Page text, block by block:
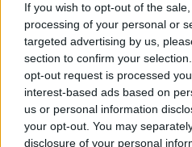
If you wish to opt-out of the
processing of your personal or
targeted advertising by us,
section to confirm your
opt-out request is processed
interest-based ads based on
us or personal information
your opt-out. You may
disclosure of your personal
leurs bienfaits. Une tasse de café
également accompagner le repas.
café ou de thé a été liée à une
Il est important d’adapter ces
cholestérol élevé ou si l’on suit un
de troubles fréquents, de